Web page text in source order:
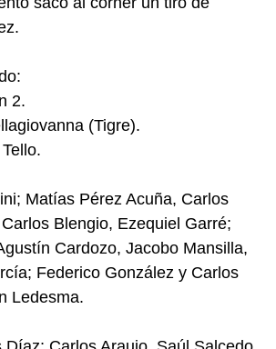
2.
(Tigre).
Matías Pérez Acuña, Carlos
Blengio, Ezequiel Garré;
Cardozo, Jacobo Mansilla,
Federico González y Carlos
Ledesma.